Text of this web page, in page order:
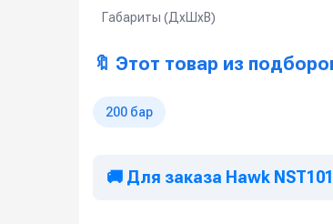
Габариты (ДхШхВ)
🔖 Этот товар из
200 бар
🚚 Для заказа Hawk